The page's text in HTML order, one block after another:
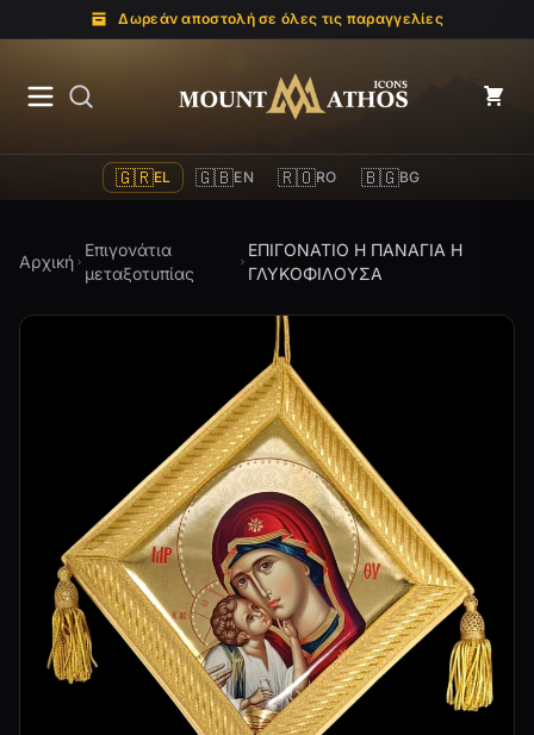
Δωρεάν αποστολή σε όλες τις παραγγελίες
Mount Athos Icons
🇬🇷EL 🇬🇧EN 🇷🇴RO 🇧🇬BG
Αρχική
Επιγονάτια
μεταξοτυπίας
ΕΠΙΓΟΝΑΤΙΟ Η ΠΑΝΑΓΙΑ Η
ΓΛΥΚΟΦΙΛΟΥΣΑ